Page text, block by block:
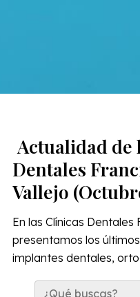
Actualidad de
Dentales
Vallejo
En las Clínicas
presentamos los
implantes dentales,